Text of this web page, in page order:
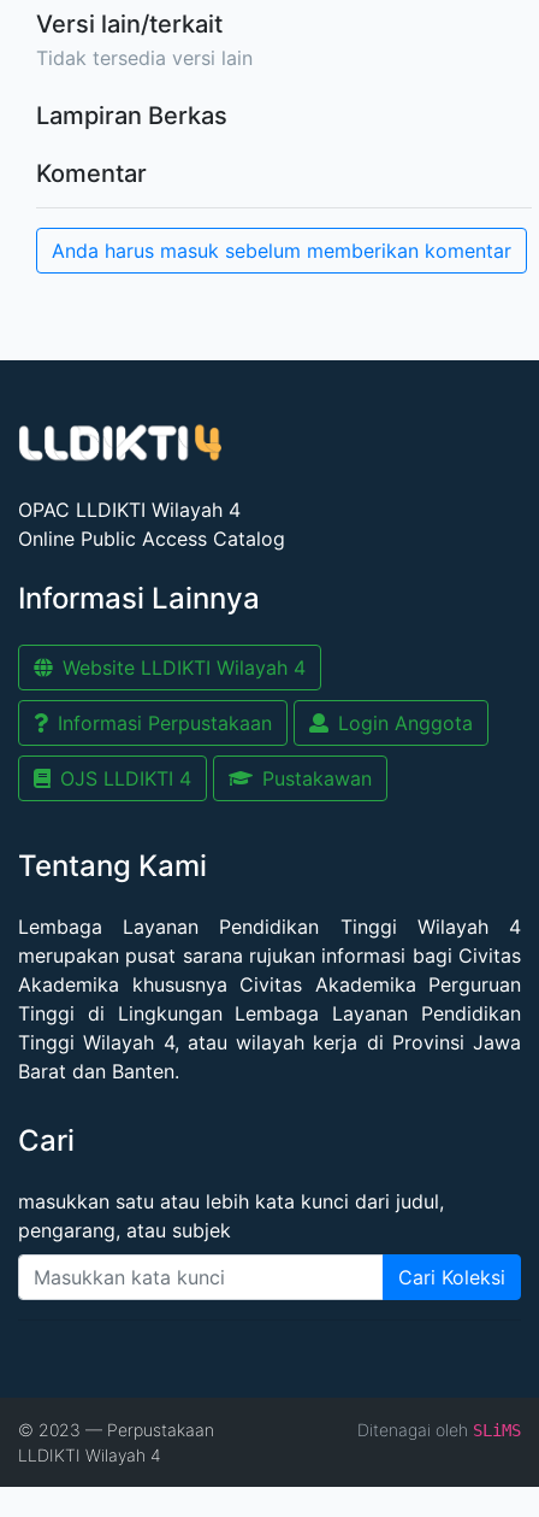
Versi lain/terkait
Tidak tersedia versi lain
Lampiran Berkas
Komentar
Anda harus masuk sebelum memberikan komentar
OPAC LLDIKTI Wilayah 4
Online Public Access Catalog
Informasi Lainnya
Website LLDIKTI Wilayah 4
Informasi Perpustakaan Login Anggota
OJS LLDIKTI 4 Pustakawan
Tentang Kami
Lembaga Layanan Pendidikan Tinggi Wilayah 4
merupakan pusat sarana rujukan informasi bagi Civitas
Akademika khususnya Civitas Akademika Perguruan
Tinggi di Lingkungan Lembaga Layanan Pendidikan
Tinggi Wilayah 4, atau wilayah kerja di Provinsi Jawa
Barat dan Banten.
Cari
masukkan satu atau lebih kata kunci dari judul,
pengarang, atau subjek
Cari Koleksi
© 2023 — Perpustakaan
LLDIKTI Wilayah 4
Ditenagai oleh SLiMS